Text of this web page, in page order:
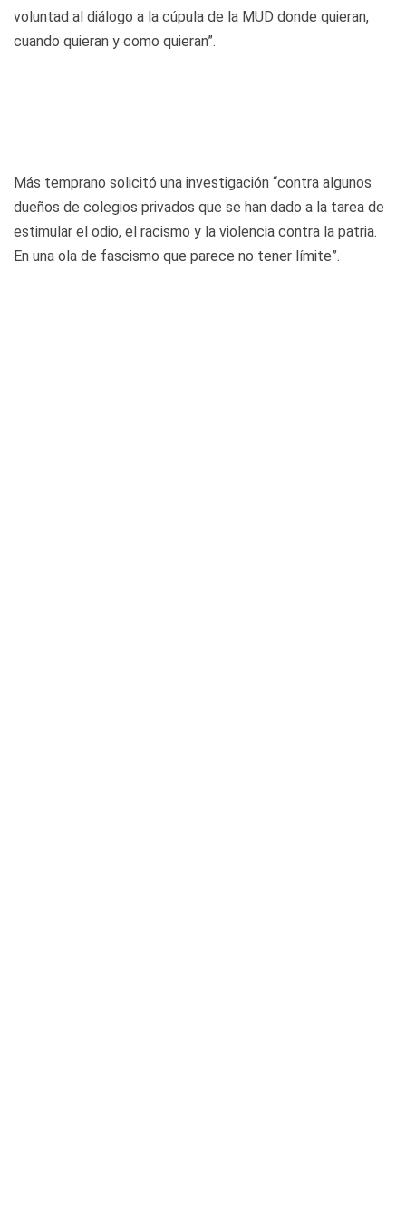
voluntad al diálogo a la cúpula de la MUD donde quieran,
cuando quieran y como quieran”.
Más temprano solicitó una investigación “contra algunos
dueños de colegios privados que se han dado a la tarea de
estimular el odio, el racismo y la violencia contra la patria.
En una ola de fascismo que parece no tener límite”.